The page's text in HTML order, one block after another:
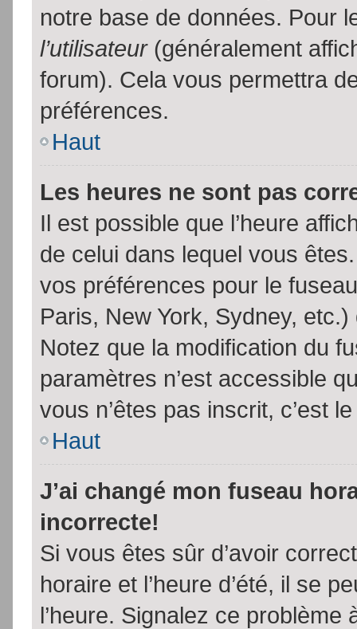
notre base de données. Pour
l’utilisateur(généralement
forum). Cela vous permettra
préférences.
Haut
Les heures ne sont pas
Il est possible que l’heure
de celui dans lequel vous
vos préférences pour le
Paris, New York, Sydney,
Notez que la modification du
paramètres n’est accessible
vous n’êtes pas inscrit, c’est
Haut
J’ai changé mon fuseau
incorrecte!
Si vous êtes sûr d’avoir
horaire et l’heure d’été, il se
l’heure. Signalez ce problème